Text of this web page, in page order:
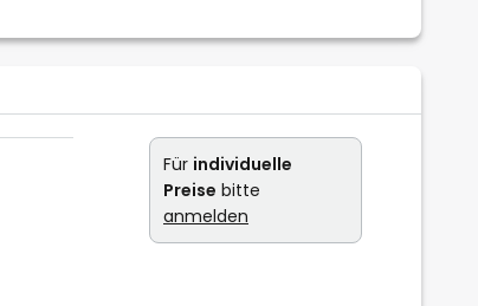
Für individuelle
Preise bitte
anmelden